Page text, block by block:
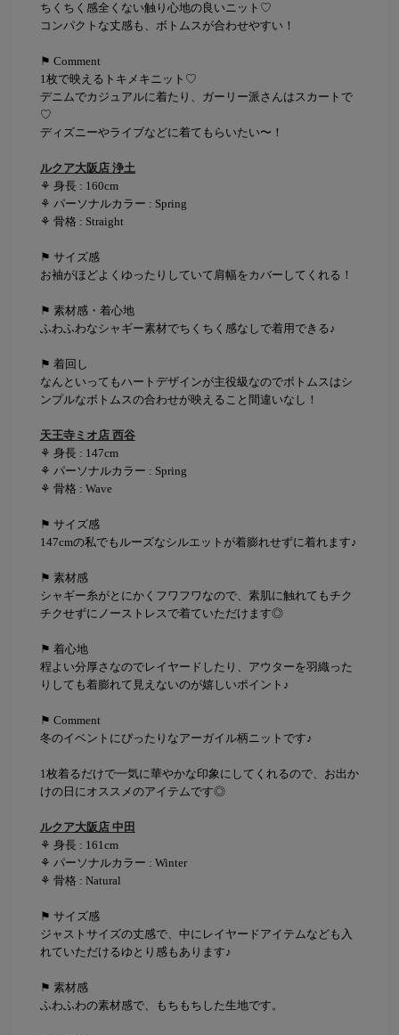
ちくちく感全くない触り心地の良いニット♡
コンパクトな丈感も、ボトムスが合わせやすい！
⚑ Comment
1枚で映えるトキメキニット♡
デニムでカジュアルに着たり、ガーリー派さんはスカートで
♡
ディズニーやライブなどに着てもらいたい〜！
ルクア大阪店 浄土
⚘ 身長 : 160cm
⚘ パーソナルカラー : Spring
⚘ 骨格 : Straight
⚑ サイズ感
お袖がほどよくゆったりしていて肩幅をカバーしてくれる！
⚑ 素材感・着心地
ふわふわなシャギー素材でちくちく感なしで着用できる♪
⚑ 着回し
なんといってもハートデザインが主役級なのでボトムスはシ
ンプルなボトムスの合わせが映えること間違いなし！
天王寺ミオ店 西谷
⚘ 身長 : 147cm
⚘ パーソナルカラー : Spring
⚘ 骨格 : Wave
⚑ サイズ感
147cmの私でもルーズなシルエットが着膨れせずに着れます♪
⚑ 素材感
シャギー糸がとにかくフワフワなので、素肌に触れてもチク
チクせずにノーストレスで着ていただけます◎
⚑ 着心地
程よい分厚さなのでレイヤードしたり、アウターを羽織った
りしても着膨れて見えないのが嬉しいポイント♪
⚑ Comment
冬のイベントにぴったりなアーガイル柄ニットです♪
1枚着るだけで一気に華やかな印象にしてくれるので、お出か
けの日にオススメのアイテムです◎
ルクア大阪店 中田
⚘ 身長 : 161cm
⚘ パーソナルカラー : Winter
⚘ 骨格 : Natural
⚑ サイズ感
ジャストサイズの丈感で、中にレイヤードアイテムなども入
れていただけるゆとり感もあります♪
⚑ 素材感
ふわふわの素材感で、もちもちした生地です。